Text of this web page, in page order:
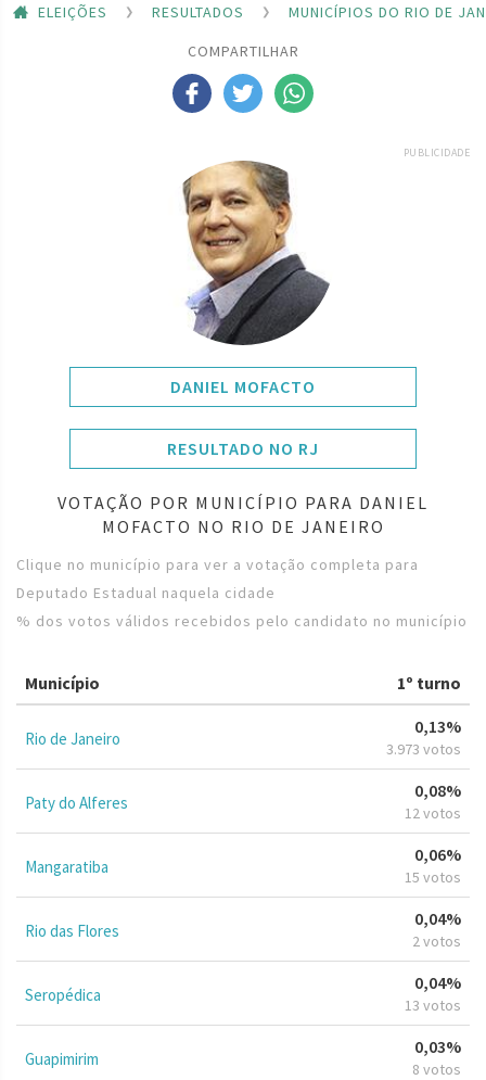
ELEIÇÕES RESULTADOS
MUNICÍPIOS DO RIO DE
COMPARTILHAR
PUBLICIDADE
DANIEL MOFACTO
RESULTADO NO RJ
VOTAÇÃO POR MUNICÍPIO PARA DANIEL
MOFACTO NO RIO DE JANEIRO
Clique no município para ver a votação completa para
Deputado Estadual naquela cidade
% dos votos válidos recebidos pelo candidato no município
Município 1º turno
Rio de Janeiro
0,13%
3.973 votos
Paty do Alferes
0,08%
12 votos
Mangaratiba
0,06%
15 votos
Rio das Flores
0,04%
2 votos
Seropédica
0,04%
13 votos
Guapimirim
0,03%
8 votos